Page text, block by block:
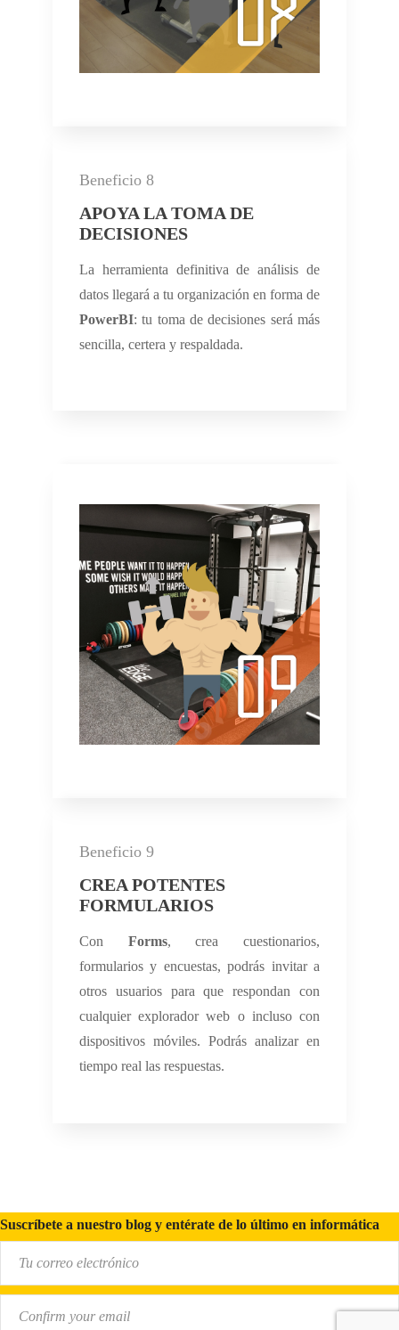
Beneficio 8
APOYA LA TOMA DE
DECISIONES
La herramienta definitiva de análisis de
datos llegará a tu organización en forma de
PowerBI: tu toma de decisiones será más
sencilla, certera y respaldada.
Beneficio 9
CREA POTENTES
FORMULARIOS
Con Forms, crea cuestionarios,
formularios y encuestas, podrás invitar a
otros usuarios para que respondan con
cualquier explorador web o incluso con
dispositivos móviles. Podrás analizar en
tiempo real las respuestas.
Suscríbete a nuestro blog y entérate de lo último en informática